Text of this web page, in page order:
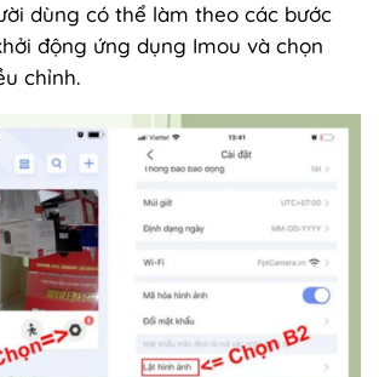
dùng có thể làm theo các bước
động ứng dụng Imou và chọn
chỉnh.